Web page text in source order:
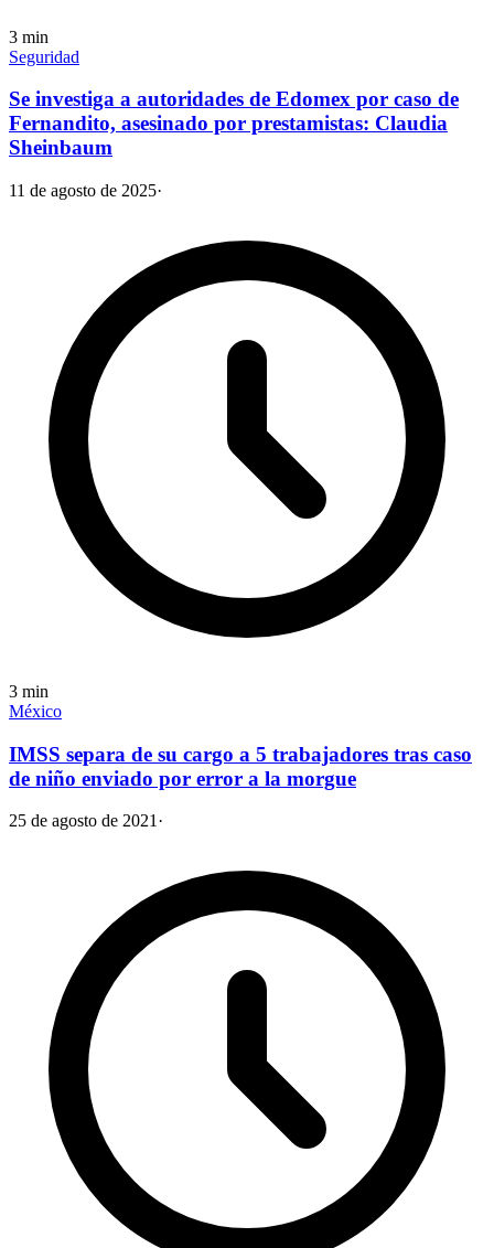
3 min
Seguridad
Se investiga a autoridades de Edomex por caso de
Fernandito, asesinado por prestamistas: Claudia
Sheinbaum
11 de agosto de 2025·
3 min
México
IMSS separa de su cargo a 5 trabajadores tras caso
de niño enviado por error a la morgue
25 de agosto de 2021·